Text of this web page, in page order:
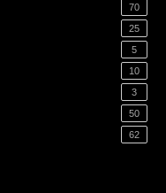
70
25
5
10
3
50
62